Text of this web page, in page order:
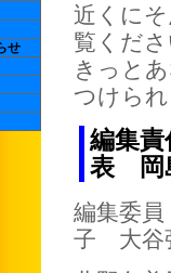
せ
近くに
覧くださ
きっと
つけら
編集
表 岡
編集委
子 大谷